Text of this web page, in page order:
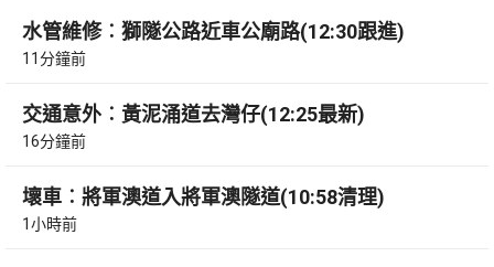
水管維修︰獅隧公路近車公廟路(12:30跟進)
11分鐘前
交通意外︰黃泥涌道去灣仔(12:25最新)
16分鐘前
壞車︰將軍澳道入將軍澳隧道(10:58清理)
1小時前